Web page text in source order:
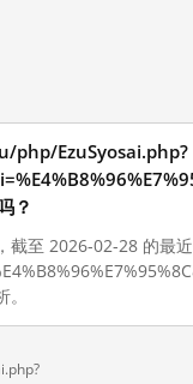
php/EzuSyosai.php?
？
截至 2026-02-28 的